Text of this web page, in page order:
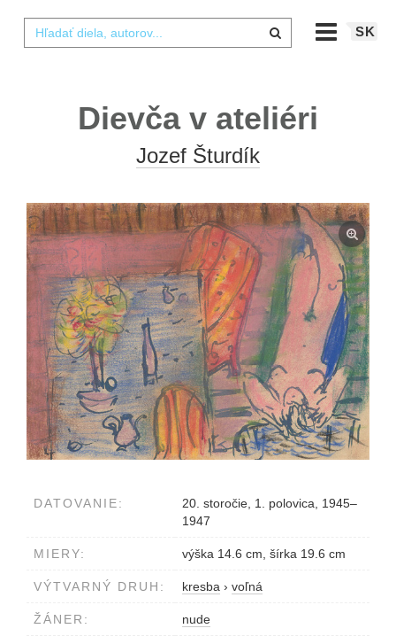
SK
Dievča v ateliéri
Jozef Šturdík
DATOVANIE:
20. storočie, 1. polovica, 1945–
1947
MIERY: výška 14.6 cm, šírka 19.6 cm
VÝTVARNÝ DRUH: kresba › voľná
ŽÁNER: nude